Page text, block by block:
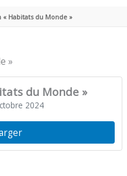
« Habitats du Monde »
»
du Monde »
2024